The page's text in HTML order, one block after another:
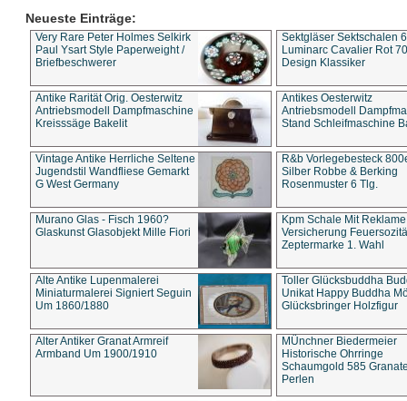
Neueste Einträge:
Very Rare Peter Holmes Selkirk
Paul Ysart Style Paperweight /
Briefbeschwerer
Sektgläser Sektschalen
Luminarc Cavalier Rot
Design Klassiker
Antike Rarität Orig. Oesterwitz
Antriebsmodell Dampfmaschine
Kreisssäge Bakelit
Antikes Oesterwitz
Antriebsmodell
Stand Schleifmaschine
Vintage Antike Herrliche Seltene
Jugendstil Wandfliese Gemarkt
G West Germany
R&b Vorlegebesteck
Silber Robbe & Berking
Rosenmuster 6 Tlg.
Murano Glas - Fisch 1960?
Glaskunst Glasobjekt Mille Fiori
Kpm Schale Mit Reklame
Versicherung
Zeptermarke 1. Wahl
Alte Antike Lupenmalerei
Miniaturmalerei Signiert Seguin
Um 1860/1880
Toller Glücksbuddha
Unikat Happy Buddha
Glücksbringer Holzfigur
Alter Antiker Granat Armreif
Armband Um 1900/1910
MÜnchner Biedermeier
Historische Ohrringe
Schaumgold 585
Perlen